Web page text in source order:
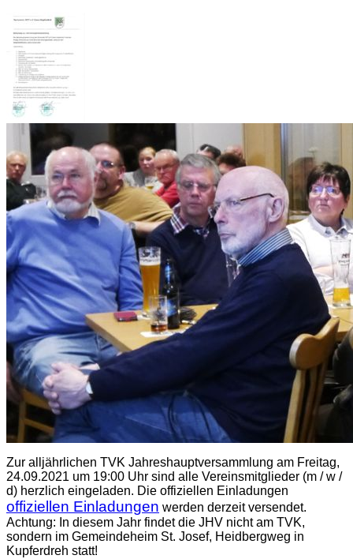
Zur alljährlichen TVK Jahreshauptversammlung am Freitag,
24.09.2021 um 19:00 Uhr sind alle Vereinsmitglieder (m / w /
d) herzlich eingeladen. Die offiziellen Einladungen
offiziellen Einladungen werden derzeit versendet.
Achtung: In diesem Jahr findet die JHV nicht am TVK,
sondern im Gemeindeheim St. Josef, Heidbergweg in
Kupferdreh statt!